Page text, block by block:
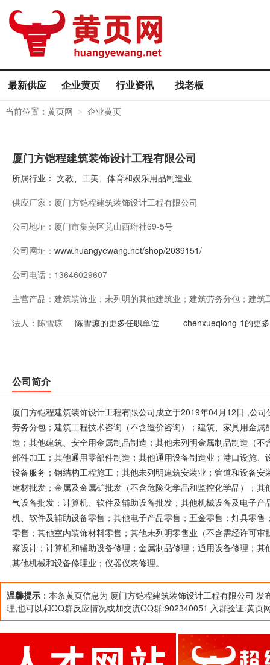
最新供应 企业黄页 行业资讯 找老板
当前位置： 黄页网 > 企业黄页
厦门方铠程建筑装饰设计工程有限公司
所属行业： 文教、工美、体育和娱乐用品制造业
供应厂家： 厦门方铠程建筑装饰设计工程有限公司
公司地址： 厦门市集美区兑山西珩社69-5号
公司网址： www.huangyewang.net/shop/2039151/
公司电话： 13646029607
主营产品： 建筑装饰业；未列明的其他建筑业；建筑劳务分包；建
筑、家具用金属配件制造；建筑装饰及水暖管道零件制
钢结构工程施工；其他未列明建筑安装业；管道和设备
其他道路、隧道和桥梁工程建筑；建材批发；金属及金
品）；其他化工产品批发（不含危险化学品和监控化学
计算机、软件及辅助设备批发；其他机械设备及电子产
许可审批的经营项目）；计算机、软件及辅助设备零售
零售；涂料零售；卫生洁具零售；木质装饰材料零售；
饰材料零售；其他未列明零售业（不含需经许可审批的
其他未列明专业设备修理（不含需经许可审批的项目）
业；仪器仪表修理。
法人： 陈雪琼 陈雪琼的更多任职单位 chenxueqiong-1的更
公司简介
厦门方铠程建筑装饰设计工程有限公司成立于2019年04月12日 ,公
劳务分包；建筑工程技术咨询（不含造价咨询）；建筑、家具用金
造；其他建筑、安全用金属制品制造；其他未列明金属制品制造（
部件加工；其他通用零部件制造；其他通用设备制造业；港口设施
设备服务；钢结构工程施工；其他未列明建筑安装业；管道和设备
建材批发；金属及金属矿批发（不含危险化学品和监控化学品）；
气设备批发；计算机、软件及辅助设备批发；其他机械设备及电子
机、软件及辅助设备零售；其他电子产品零售；五金零售；灯具零
零售；其他室内装饰材料零售；其他未列明零售业（不含需经许可
察设计；计算机和辅助设备修理；金属制品修理；通用设备修理；
其他机械和设备修理业；仪器仪表修理。
温馨提示 ：本条黄页信息为 厦门方铠程建筑装饰设计工程有限公司
理,也可以和QQ群反应情况或加交流QQ群:902340051 入群验证:黄页